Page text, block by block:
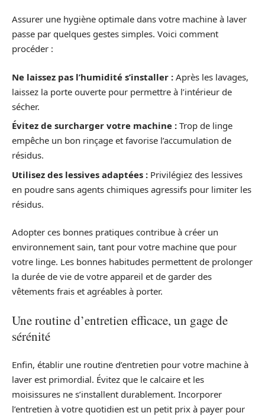
Assurer une hygiène optimale dans votre machine à laver
passe par quelques gestes simples. Voici comment
procéder :
Ne laissez pas l’humidité s’installer : Après les lavages,
laissez la porte ouverte pour permettre à l’intérieur de
sécher.
Évitez de surcharger votre machine : Trop de linge
empêche un bon rinçage et favorise l’accumulation de
résidus.
Utilisez des lessives adaptées : Privilégiez des lessives
en poudre sans agents chimiques agressifs pour limiter les
résidus.
Adopter ces bonnes pratiques contribue à créer un
environnement sain, tant pour votre machine que pour
votre linge. Les bonnes habitudes permettent de prolonger
la durée de vie de votre appareil et de garder des
vêtements frais et agréables à porter.
Une routine d’entretien efficace, un gage de
sérénité
Enfin, établir une routine d’entretien pour votre machine à
laver est primordial. Évitez que le calcaire et les
moisissures ne s’installent durablement. Incorporer
l’entretien à votre quotidien est un petit prix à payer pour